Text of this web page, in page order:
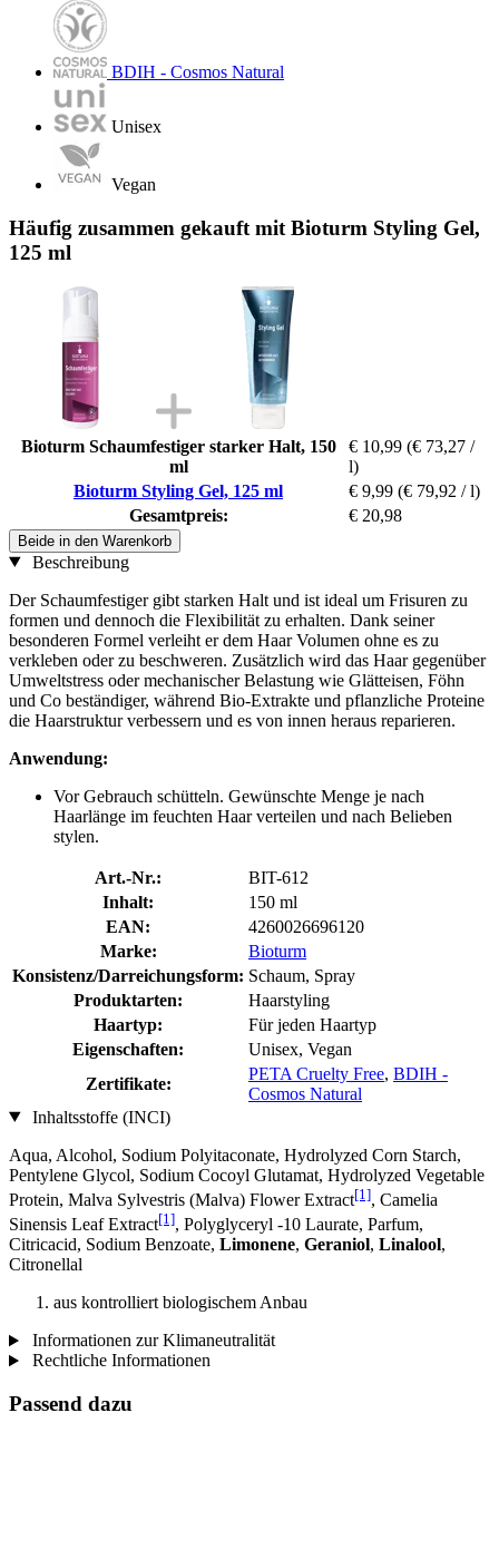
BDIH - Cosmos Natural
Unisex
Vegan
Häufig zusammen gekauft mit Bioturm Styling Gel,
125 ml
Bioturm Schaumfestiger starker Halt, 150
ml
€ 10,99 (€ 73,27 /
l)
Bioturm Styling Gel, 125 ml
€ 9,99 (€ 79,92 / l)
Gesamtpreis:
€ 20,98
Beide in den Warenkorb
Beschreibung
Der Schaumfestiger gibt starken Halt und ist ideal um Frisuren zu
formen und dennoch die Flexibilität zu erhalten. Dank seiner
besonderen Formel verleiht er dem Haar Volumen ohne es zu
verkleben oder zu beschweren. Zusätzlich wird das Haar gegenüber
Umweltstress oder mechanischer Belastung wie Glätteisen, Föhn
und Co beständiger, während Bio-Extrakte und pflanzliche Proteine
die Haarstruktur verbessern und es von innen heraus reparieren.
Anwendung:
Vor Gebrauch schütteln. Gewünschte Menge je nach
Haarlänge im feuchten Haar verteilen und nach Belieben
stylen.
Art.-Nr.:
BIT-612
Inhalt:
150 ml
EAN:
4260026696120
Marke:
Bioturm
Konsistenz/Darreichungsform: Schaum, Spray
Produktarten:
Haarstyling
Haartyp:
Für jeden Haartyp
Eigenschaften:
Unisex, Vegan
Zertifikate:
PETA Cruelty Free, BDIH -
Cosmos Natural
Inhaltsstoffe (INCI)
Aqua, Alcohol, Sodium Polyitaconate, Hydrolyzed Corn Starch,
Pentylene Glycol, Sodium Cocoyl Glutamat, Hydrolyzed Vegetable
Protein, Malva Sylvestris (Malva) Flower Extract[1], Camelia
Sinensis Leaf Extract[1], Polyglyceryl -10 Laurate, Parfum,
Citricacid, Sodium Benzoate, Limonene, Geraniol, Linalool,
Citronellal
aus kontrolliert biologischem Anbau
Informationen zur Klimaneutralität
Rechtliche Informationen
Passend dazu